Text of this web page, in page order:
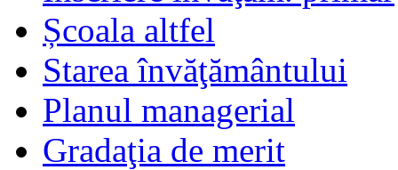
Școala altfel
Starea învăţământului
Planul managerial
Gradaţia de merit